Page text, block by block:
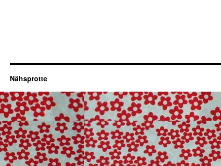
Nähsprotte